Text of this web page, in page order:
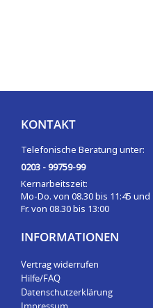
KONTAKT
Telefonische Beratung unter:
0203 - 99759-99
Kernarbeitszeit:
Mo-Do. von 08.30 bis 11:45 und
Fr. von 08.30 bis 13:00
INFORMATIONEN
Vertrag widerrufen
Hilfe/FAQ
Datenschutzerklärung